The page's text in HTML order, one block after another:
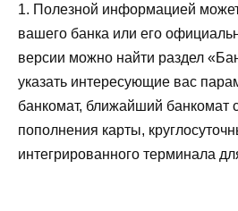
1. Полезной информацией
вашего банка или его
версии можно найти раздел
указать интересующие вас
банкомат, ближайший банкомат
пополнения карты,
интегрированного терминала